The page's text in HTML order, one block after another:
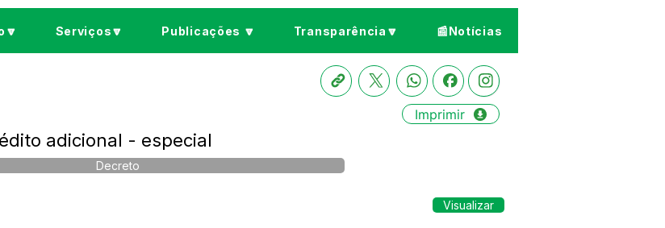
Serviços🔽 Publicações 🔽 Transparência🔽 📰Notícias
Imprimir
adicional - especial
Decreto
Visualizar